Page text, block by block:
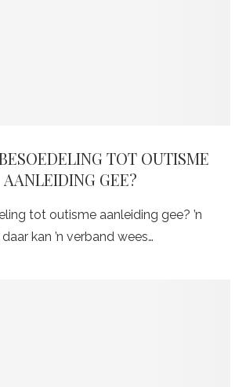
TOT OUTISME
AANLEIDING GEE?
tot outisme aanleiding gee? ’n
kan ’n verband wees…